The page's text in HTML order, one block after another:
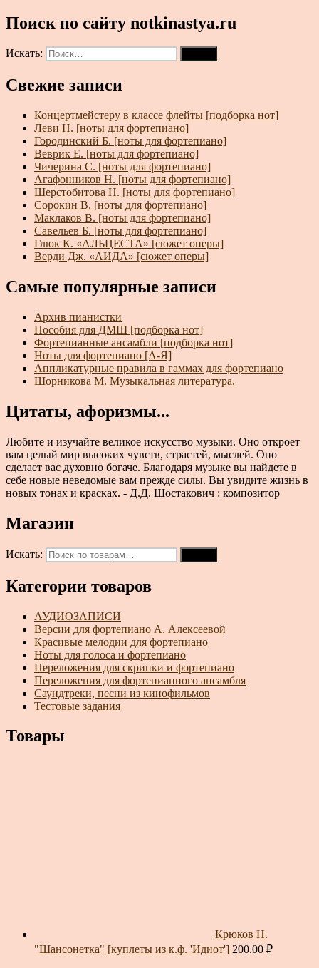
Поиск по сайту notkinastya.ru
Искать:
Свежие записи
Концертмейстеру в классе флейты [подборка нот]
Леви Н. [ноты для фортепиано]
Городинский Б. [ноты для фортепиано]
Веврик Е. [ноты для фортепиано]
Чичерина С. [ноты для фортепиано]
Агафонников Н. [ноты для фортепиано]
Шерстобитова Н. [ноты для фортепиано]
Сорокин В. [ноты для фортепиано]
Маклаков В. [ноты для фортепиано]
Савельев Б. [ноты для фортепиано]
Глюк К. «АЛЬЦЕСТА» [сюжет оперы]
Верди Дж. «АИДА» [сюжет оперы]
Самые популярные записи
Архив пианистки
Пособия для ДМШ [подборка нот]
Фортепианные ансамбли [подборка нот]
Ноты для фортепиано [А-Я]
Аппликатурные правила в гаммах для фортепиано
Шорникова М. Музыкальная литература.
Цитаты, афоризмы...
Любите и изучайте великое искусство музыки. Оно откроет
вам целый мир высоких чувств, страстей, мыслей. Оно
сделает вас духовно богаче. Благодаря музыке вы найдете в
себе новые неведомые вам прежде силы. Вы увидите жизнь в
новых тонах и красках. - Д.Д. Шостакович : композитор
Магазин
Искать:
Категории товаров
АУДИОЗАПИСИ
Версии для фортепиано А. Алексеевой
Красивые мелодии для фортепиано
Ноты для голоса и фортепиано
Переложения для скрипки и фортепиано
Переложения для фортепианного ансамбля
Саундтреки, песни из кинофильмов
Тестовые задания
Товары
Крюков Н.
"Шансонетка" [куплеты из к.ф. 'Идиот'] 200.00 ₽